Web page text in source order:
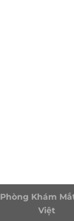
Phòng Khám
Việt